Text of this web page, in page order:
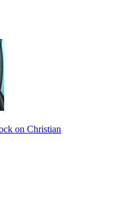
on Christian